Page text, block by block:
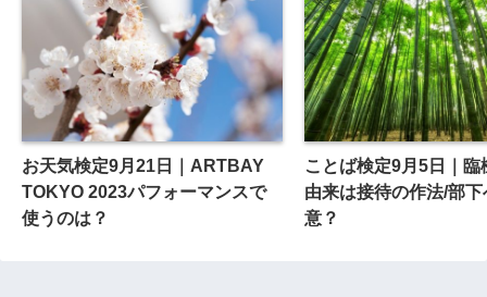
お天気検定9月21日｜ARTBAY
TOKYO 2023パフォーマンスで
使うのは？
ことば検定9月5日｜臨
由来は接待の作法/部
意？